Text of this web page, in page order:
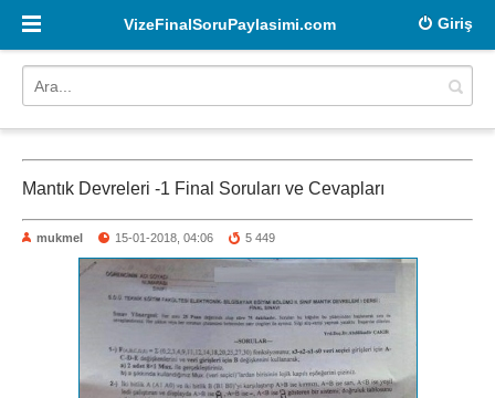
Giriş
VizeFinalSoruPaylasimi.com
Mantık Devreleri -1 Final Soruları ve Cevapları
mukmel 15-01-2018, 04:06 5 449